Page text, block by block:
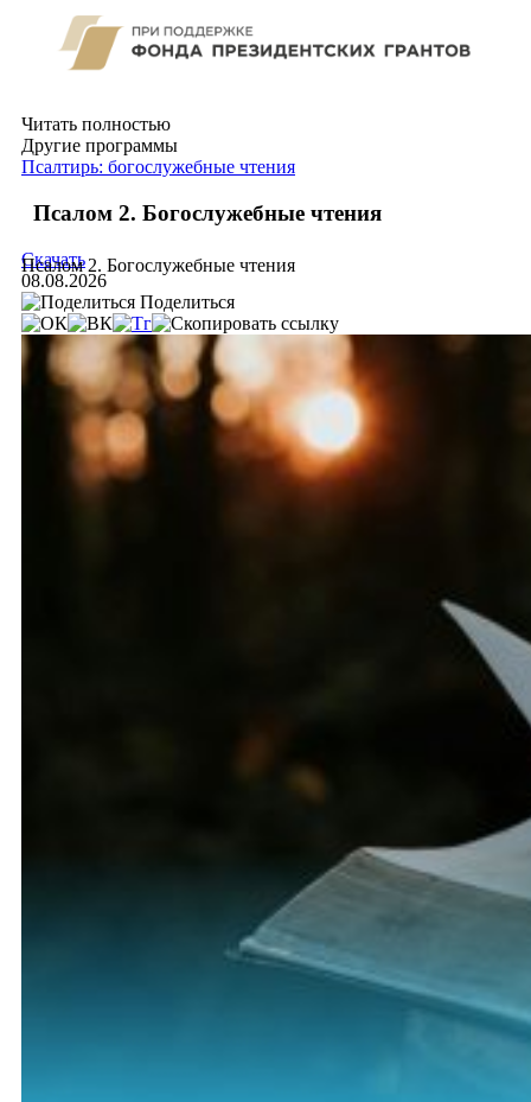
Читать полностью
Другие программы
Псалтирь: богослужебные чтения
Псалом 2. Богослужебные чтения
Псалом 2. Богослужебные чтения
Скачать
08.08.2026
Поделиться